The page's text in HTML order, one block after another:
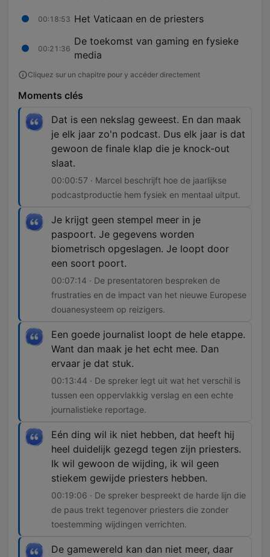
00:18:53 Het Vaticaan en de priesters
00:21:36
De toekomst van gaming en fysieke
media
Cliquez sur un chapitre pour y accéder directement
Moments clés
Dat is een nekslag geweest. En dan maak
je elk jaar zo'n podcast. Dus elk jaar is dat
gewoon de finale klap die je knock-out
slaat.
00:00:57 · Marcel beschrijft hoe de jaarlijkse
podcastproductie hem fysiek en mentaal uitput.
Je krijgt geen stempel meer in je
paspoort. Je gegevens worden
biometrisch opgeslagen. Je loopt door
een soort poort.
00:07:14 · De presentatoren bespreken de
frustraties en de impact van het nieuwe Europese
douanesysteem op reizigers.
Een goede journalist loopt de hele etappe.
Want dan maak je het echt mee. Dan
ervaar je dat stuk.
00:13:44 · De spreker legt uit wat het verschil is
tussen een oppervlakkig verslag en een echte
journalistieke reportage.
Eén ding wil ik niet hebben, dat heeft hij
heel duidelijk gezegd tegen zijn priesters.
Ik wil gewoon de wijding, ik wil geen
stiekem gewijde priesters hebben.
00:19:06 · De spreker bespreekt de harde lijn die
de paus trekt tegenover priesters die zonder
toestemming wijdingen verrichten.
De gamewereld kan dan niet meer, daar